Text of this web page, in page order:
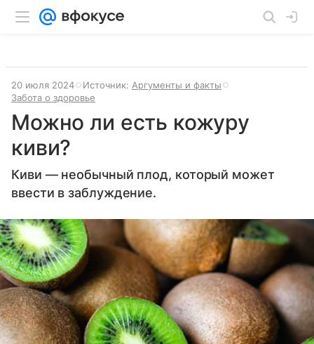
20 июля 2024 Источник: Аргументы и факты
Забота о здоровье
Можно ли есть кожуру
киви?
Киви — необычный плод, который может
ввести в заблуждение.